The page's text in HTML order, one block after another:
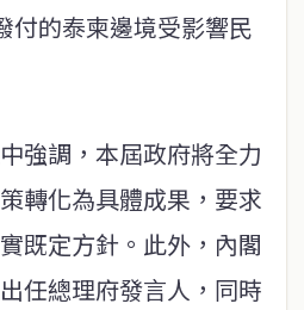
付的泰柬邊境受影響民
強調，本屆政府將全力
轉化為具體成果，要求
既定方針。此外，內閣
任總理府發言人，同時